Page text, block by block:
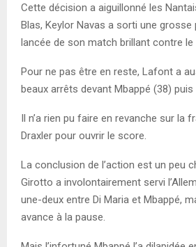
Cette décision a aiguillonné les
Blas, Keylor Navas a sorti une grosse
lancée de son match brillant contre le
Pour ne pas être en reste, Lafont a
beaux arrêts devant Mbappé (38) puis
Il n’a rien pu faire en revanche sur la
Draxler pour ouvrir le score.
La conclusion de l’action est un peu
Girotto a involontairement servi
une-deux entre Di Maria et Mbappé,
avance à la pause.